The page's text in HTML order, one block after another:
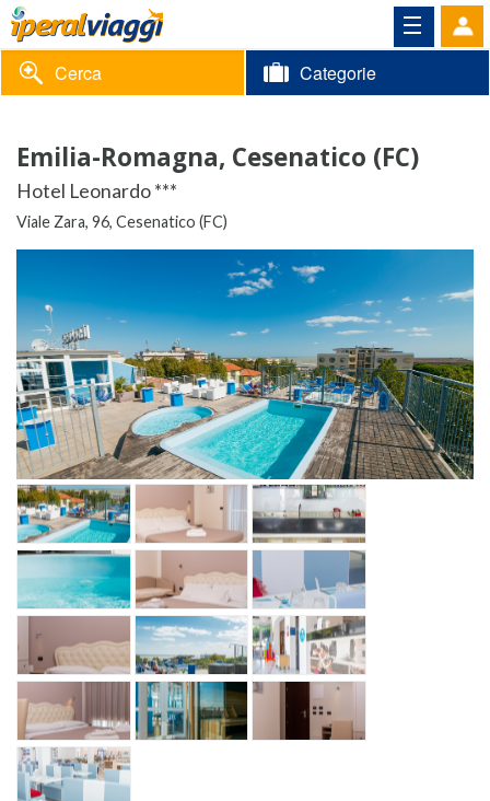
Volantino
Area
riservata
Informazioni
Contatti
Cerca Categorie
Emilia-Romagna, Cesenatico (FC)
Hotel Leonardo ***
Viale Zara, 96, Cesenatico (FC)